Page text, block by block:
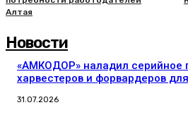
Алтая
Новости
«АМКОДОР» наладил серийное
харвестеров и форвардеров
31.07.2026